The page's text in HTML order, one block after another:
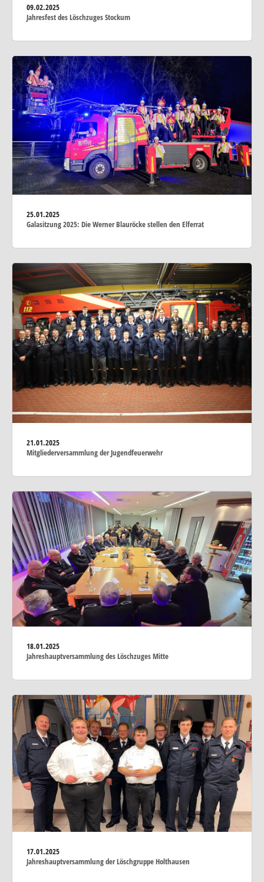
09.02.2025
Jahresfest des Löschzuges Stockum
25.01.2025
Galasitzung 2025: Die Werner Blauröcke stellen den Elferrat
21.01.2025
Mitgliederversammlung der Jugendfeuerwehr
18.01.2025
Jahreshauptversammlung des Löschzuges Mitte
17.01.2025
Jahreshauptversammlung der Löschgruppe Holthausen